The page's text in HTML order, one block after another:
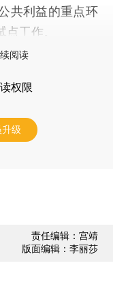
共利益的重点环
工作。
阅读
权限
级
责任编辑：宫靖
版面编辑：李丽莎